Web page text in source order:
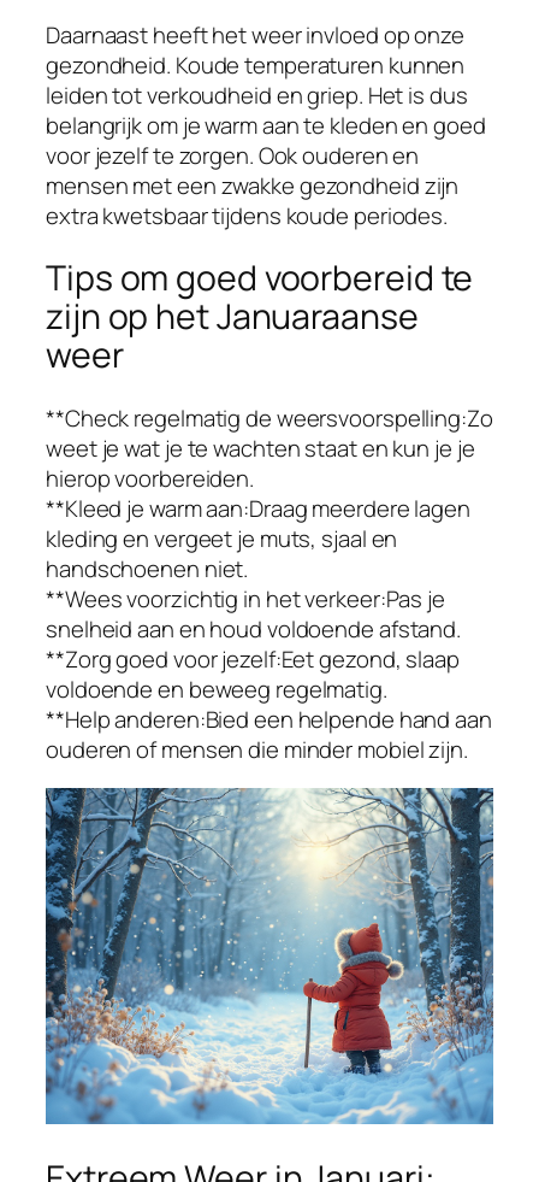
Daarnaast heeft het weer invloed op onze
gezondheid. Koude temperaturen kunnen
leiden tot verkoudheid en griep. Het is dus
belangrijk om je warm aan te kleden en goed
voor jezelf te zorgen. Ook ouderen en
mensen met een zwakke gezondheid zijn
extra kwetsbaar tijdens koude periodes.
Tips om goed voorbereid te
zijn op het Januaraanse
weer
**Check regelmatig de weersvoorspelling:Zo
weet je wat je te wachten staat en kun je je
hierop voorbereiden.
**Kleed je warm aan:Draag meerdere lagen
kleding en vergeet je muts, sjaal en
handschoenen niet.
**Wees voorzichtig in het verkeer:Pas je
snelheid aan en houd voldoende afstand.
**Zorg goed voor jezelf:Eet gezond, slaap
voldoende en beweeg regelmatig.
**Help anderen:Bied een helpende hand aan
ouderen of mensen die minder mobiel zijn.